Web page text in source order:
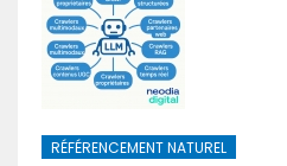
RÉFÉRENCEMENT NATUREL